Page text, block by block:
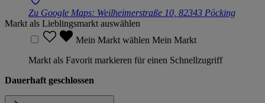
Zu Google Maps: Weilheimerstraße 10, 82343 Pöcking
Markt als Lieblingsmarkt auswählen
Mein Markt wählen Mein Markt
Markt als Favorit markieren für einen Schnellzugriff
Dauerhaft geschlossen